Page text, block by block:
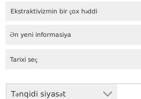
Ekstraktivizmin bir çox həddi
Tənqidi siyasət
Ən yeni informasiya